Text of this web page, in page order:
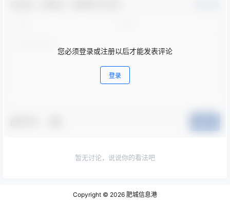
您必须登录或注册以后才能发表评论
登录
暂无讨论，说说你的看法吧
Copyright © 2026 肥城信息港